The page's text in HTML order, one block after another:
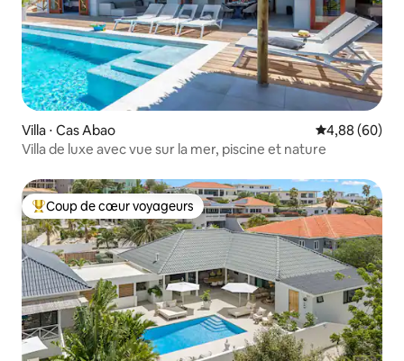
Villa ⋅ Cas Abao Évaluation
4,88 (60)
Villa de luxe avec vue sur la mer, piscine et nature
Coups de cœur voyageurs les plus appréciés
Coup de cœur voyageurs